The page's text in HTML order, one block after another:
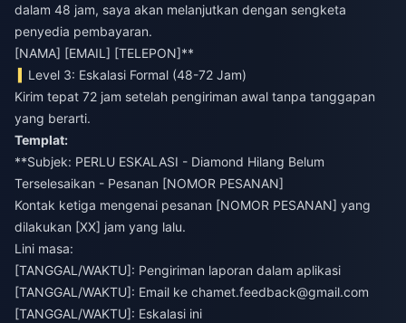
dalam 48 jam, saya akan melanjutkan dengan sengketa
penyedia pembayaran.
[NAMA] [EMAIL] [TELEPON]**
Level 3: Eskalasi Formal (48-72 Jam)
Kirim tepat 72 jam setelah pengiriman awal tanpa tanggapan
yang berarti.
Templat:
**Subjek: PERLU ESKALASI - Diamond Hilang Belum
Terselesaikan - Pesanan [NOMOR PESANAN]
Kontak ketiga mengenai pesanan [NOMOR PESANAN] yang
dilakukan [XX] jam yang lalu.
Lini masa:
[TANGGAL/WAKTU]: Pengiriman laporan dalam aplikasi
[TANGGAL/WAKTU]: Email ke chamet.feedback@gmail.com
[TANGGAL/WAKTU]: Eskalasi ini